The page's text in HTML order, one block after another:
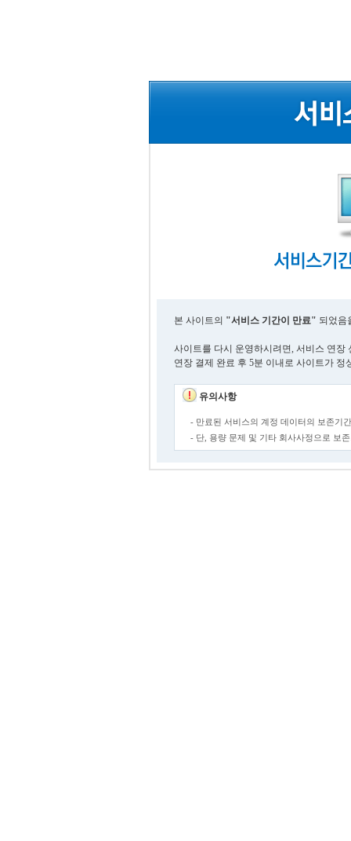
본 사이트의 "서비스 기간이 만료" 되었음
사이트를 다시 운영하시려면, 서비스 연장
연장 결제 완료 후 5분 이내로 사이트가 정
유의사항
- 만료된 서비스의 계정 데이터의 보존기
- 단, 용량 문제 및 기타 회사사정으로 보